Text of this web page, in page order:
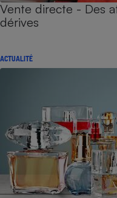
Vente directe - Des
dérives
ACTUALITÉ